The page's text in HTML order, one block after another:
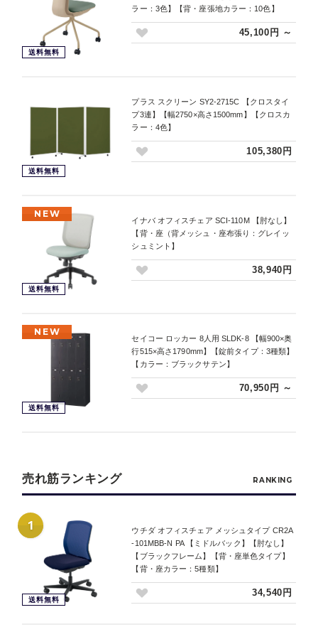
送料無料
ラー：3色】【背・座張地カラー：10色】
45,100円 ～
送料無料
プラス スクリーン SY2-2715C 【クロスタイ
プ3連】【幅2750×高さ1500mm】【クロスカ
ラー：4色】
105,380円
NEW
送料無料
イナバ オフィスチェア SCI-110M 【肘なし】
【背・座（背メッシュ・座布張り：グレイッ
シュミント】
38,940円
NEW
送料無料
セイコー ロッカー 8人用 SLDK-8 【幅900×奥
行515×高さ1790mm】【錠前タイプ：3種類】
【カラー：ブラックサテン】
70,950円 ～
売れ筋ランキング RANKING
1
送料無料
ウチダ オフィスチェア メッシュタイプ CR2A
-101MBB-N PA 【ミドルバック】【肘なし】
【ブラックフレーム】【背・座単色タイプ】
【背・座カラー：5種類】
34,540円